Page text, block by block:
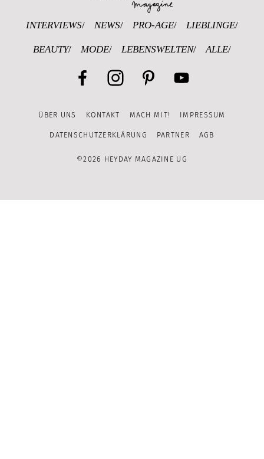
INTERVIEWS NEWS PRO-AGE LIEBLINGE
BEAUTY MODE LEBENSWELTEN ALLE
Channel
ÜBER UNS KONTAKT MACH MIT! IMPRESSUM
DATENSCHUTZERKLÄRUNG PARTNER AGB
©2026 HEYDAY MAGAZINE UG